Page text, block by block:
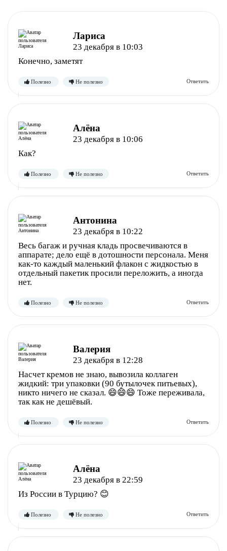
Лариса
23 декабря в 10:03
Конечно, заметят
Полезно Не полезно
Алёна
23 декабря в 10:06
Как?
Полезно Не полезно
Антонина
23 декабря в 10:22
Весь багаж и ручная кладь просвечиваются в
аппарате; дело ещё в дотошности персонала. Меня
как-то каждый маленький флакон с жидкостью в
отдельный пакетик просили переложить, а иногда
нет.
Валерия
23 декабря в 12:28
Насчет кремов не знаю, вывозила коллаген
жидкий: три упаковки (90 бутылочек питьевых),
никто ничего не сказал. 😄😄😄 Тоже переживала,
так как не дешёвый.
Алёна
23 декабря в 22:59
Из России в Турцию? 😊